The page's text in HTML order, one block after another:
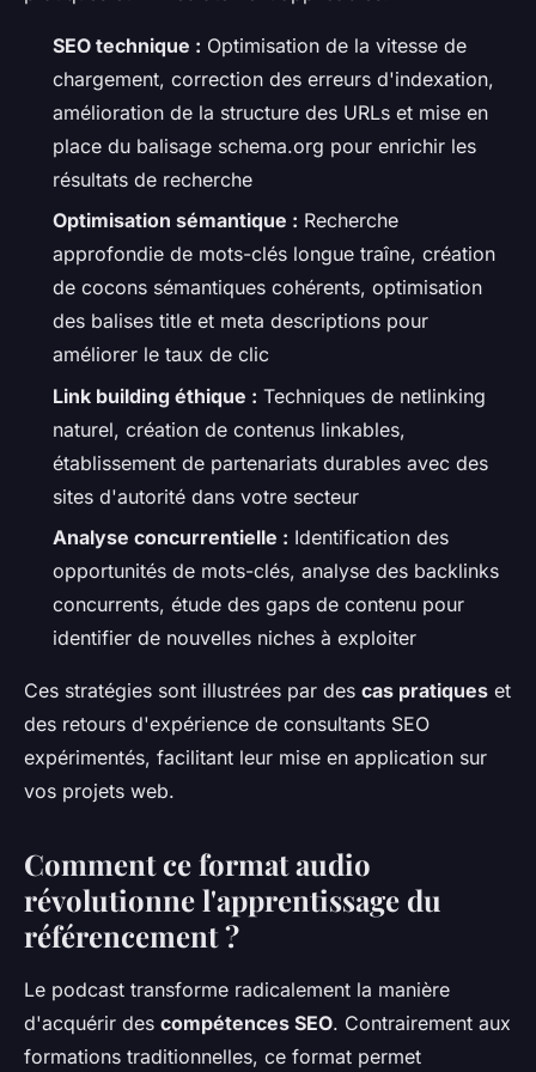
SEO technique : Optimisation de la vitesse de
chargement, correction des erreurs d'indexation,
amélioration de la structure des URLs et mise en
place du balisage schema.org pour enrichir les
résultats de recherche
Optimisation sémantique : Recherche
approfondie de mots-clés longue traîne, création
de cocons sémantiques cohérents, optimisation
des balises title et meta descriptions pour
améliorer le taux de clic
Link building éthique : Techniques de netlinking
naturel, création de contenus linkables,
établissement de partenariats durables avec des
sites d'autorité dans votre secteur
Analyse concurrentielle : Identification des
opportunités de mots-clés, analyse des backlinks
concurrents, étude des gaps de contenu pour
identifier de nouvelles niches à exploiter
Ces stratégies sont illustrées par des cas pratiques et
des retours d'expérience de consultants SEO
expérimentés, facilitant leur mise en application sur
vos projets web.
Comment ce format audio
révolutionne l'apprentissage du
référencement ?
Le podcast transforme radicalement la manière
d'acquérir des compétences SEO. Contrairement aux
formations traditionnelles, ce format permet